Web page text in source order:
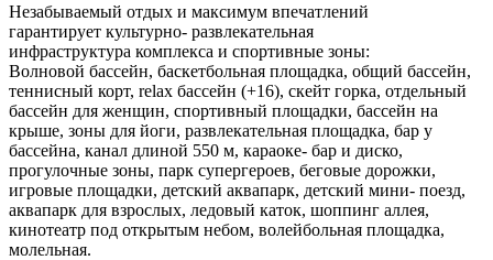
Незабываемый отдых и максимум впечатлений
гарантирует культурно- развлекательная
инфраструктура комплекса и спортивные зоны:
Волновой бассейн, баскетбольная площадка, общий бассейн,
теннисный корт, relax бассейн (+16), скейт горка, отдельный
бассейн для женщин, спортивный площадки, бассейн на
крыше, зоны для йоги, развлекательная площадка, бар у
бассейна, канал длиной 550 м, караоке- бар и диско,
прогулочные зоны, парк супергероев, беговые дорожки,
игровые площадки, детский аквапарк, детский мини- поезд,
аквапарк для взрослых, ледовый каток, шоппинг аллея,
кинотеатр под открытым небом, волейбольная площадка,
молельная.